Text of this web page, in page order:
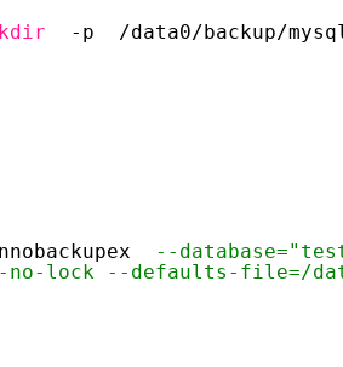
-p /data0/backup/
--
no-lock --defaults-file=/